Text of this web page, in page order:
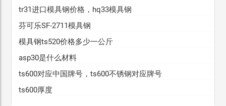
tr31进口模具钢价格，hq33模具钢
芬可乐SF-2711模具钢
模具钢ts520价格多少一公斤
asp30是什么材料
ts600对应中国牌号，ts600不锈钢对应牌号
ts600厚度